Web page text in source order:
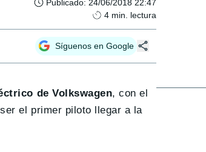
Publicado: 24/06/2018 22:47
4 min. lectura
Síguenos en Google
de Volkswagen, con el
el primer piloto llegar a la